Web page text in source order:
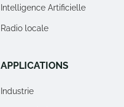
Intelligence Artificielle
Radio locale
APPLICATIONS
Industrie